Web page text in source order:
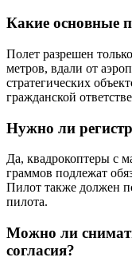
Какие основные
Полет разрешен
метров, вдали от
стратегических
гражданской
Нужно ли
Да, квадрокоптеры с
граммов подлежат
Пилот также должен
пилота.
Можно ли
согласия?